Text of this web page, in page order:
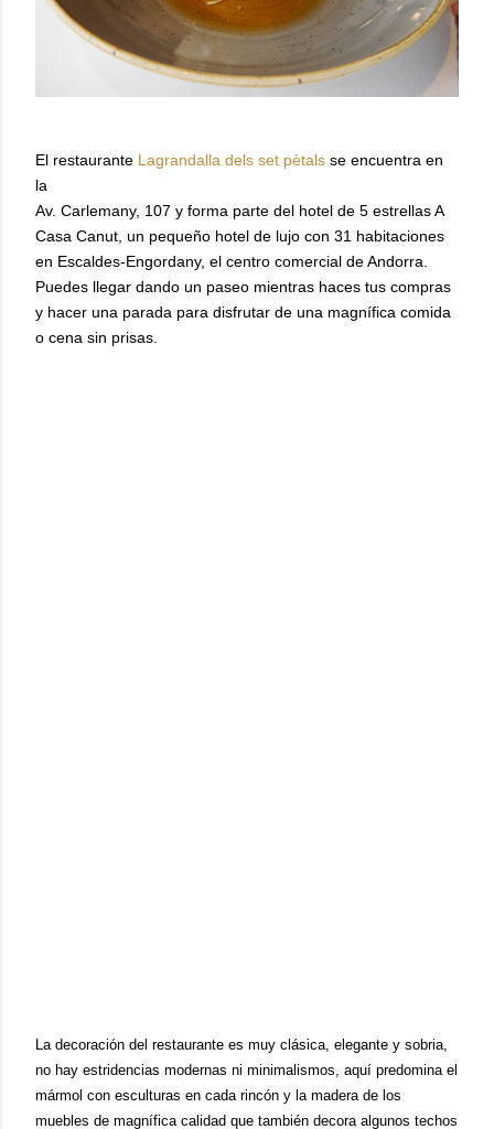
El restaurante Lagrandalla dels set pètals se encuentra en
la
Av. Carlemany, 107 y forma parte del hotel de 5 estrellas A
Casa Canut, un pequeño hotel de lujo con 31 habitaciones
en Escaldes-Engordany, el centro comercial de Andorra.
Puedes llegar dando un paseo mientras haces tus compras
y hacer una parada para disfrutar de una magnífica comida
o cena sin prisas.
La decoración del restaurante es muy clásica, elegante y sobria,
no hay estridencias modernas ni minimalismos, aquí predomina el
mármol con esculturas en cada rincón y la madera de los
muebles de magnífica calidad que también decora algunos techos